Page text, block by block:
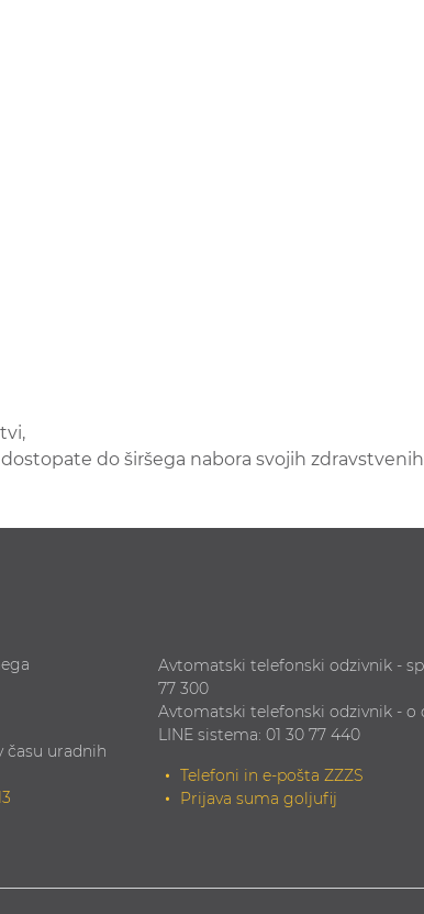
do širšega nabora svojih
času uradnih
Avtomatski telefonski odzivnik -
77 300
Avtomatski telefonski odzivnik - o
LINE sistema: 01 30 77 440
Telefoni in e-pošta ZZZS
Prijava suma goljufij